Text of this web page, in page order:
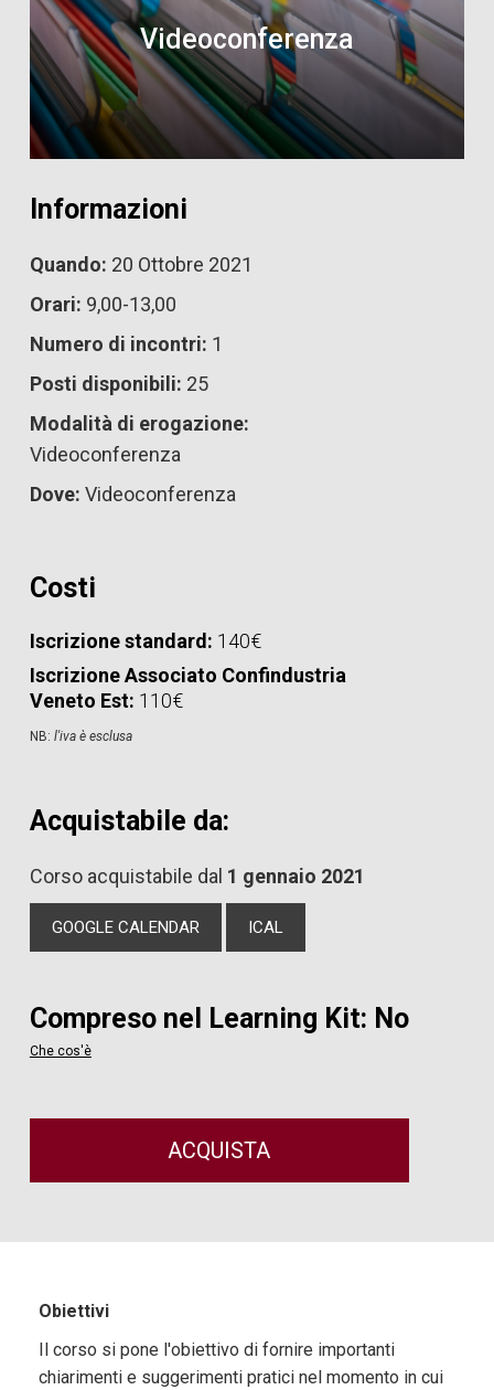
Informazioni
Quando: 20 Ottobre 2021
Orari: 9,00-13,00
Numero di incontri: 1
Posti disponibili: 25
Modalità di erogazione:
Videoconferenza
Dove: Videoconferenza
Costi
Iscrizione standard: 140€
Iscrizione Associato Confindustria
Veneto Est: 110€
NB: l'iva è esclusa
Acquistabile da:
Corso acquistabile dal 1 gennaio 2021
GOOGLE CALENDAR ICAL
Compreso nel Learning Kit: No
Che cos'è
ACQUISTA
Videoconferenza
Obiettivi
Il corso si pone l'obiettivo di fornire importanti
chiarimenti e suggerimenti pratici nel momento in cui